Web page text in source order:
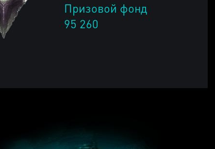
Призовой фонд
95 260